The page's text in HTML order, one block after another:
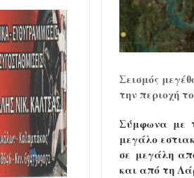
Σεισμός
την περιοχή
Σύμφωνα με
μεγάλο
σε μεγάλη
και από τη